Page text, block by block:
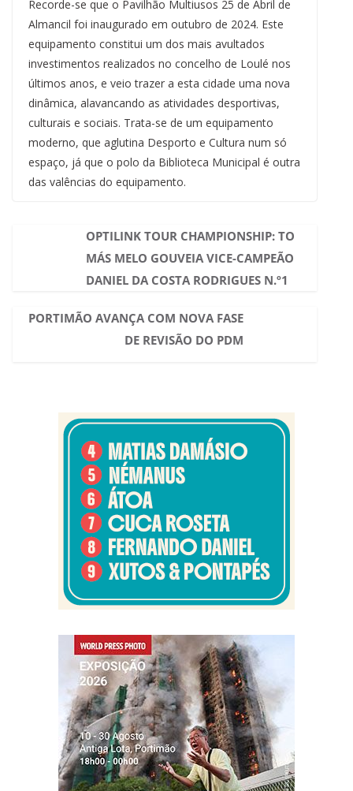
Recorde-se que o Pavilhão Multiusos 25 de Abril de
Almancil foi inaugurado em outubro de 2024. Este
equipamento constitui um dos mais avultados
investimentos realizados no concelho de Loulé nos
últimos anos, e veio trazer a esta cidade uma nova
dinâmica, alavancando as atividades desportivas,
culturais e sociais. Trata-se de um equipamento
moderno, que aglutina Desporto e Cultura num só
espaço, já que o polo da Biblioteca Municipal é outra
das valências do equipamento.
OPTILINK TOUR CHAMPIONSHIP: TO
MÁS MELO GOUVEIA VICE-CAMPEÃO
DANIEL DA COSTA RODRIGUES N.º1
PORTIMÃO AVANÇA COM NOVA FASE
DE REVISÃO DO PDM